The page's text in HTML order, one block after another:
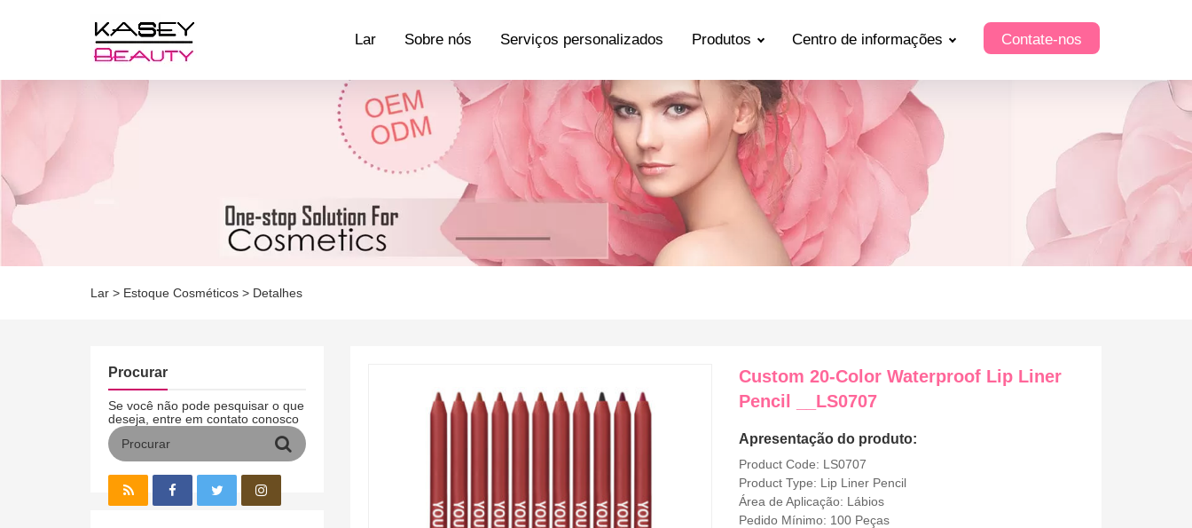
Lar Sobre nós Serviços personalizados Produtos Centro de informações Contate-nos
Lar > Estoque Cosméticos > Detalhes
Custom 20-Color Waterproof Lip Liner
Pencil __LS0707
Apresentação do produto:
Product Code: LS0707
Product Type: Lip Liner Pencil
Área de Aplicação: Lábios
Pedido Mínimo: 100 Peças
Procurar
Se você não pode pesquisar o que
deseja, entre em contato conosco